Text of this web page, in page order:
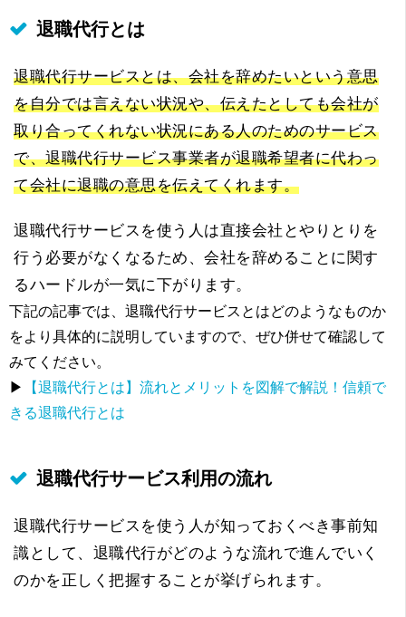
退職代行とは
退職代行サービスとは、会社を辞めたいという意思
を自分では言えない状況や、伝えたとしても会社が
取り合ってくれない状況にある人のためのサービス
で、退職代行サービス事業者が退職希望者に代わっ
て会社に退職の意思を伝えてくれます。
退職代行サービスを使う人は直接会社とやりとりを
行う必要がなくなるため、会社を辞めることに関す
るハードルが一気に下がります。
下記の記事では、退職代行サービスとはどのようなものか
をより具体的に説明していますので、ぜひ併せて確認して
みてください。
▶
【退職代行とは】流れとメリットを図解で解説！信頼で
きる退職代行とは
退職代行サービス利用の流れ
退職代行サービスを使う人が知っておくべき事前知
識として、退職代行がどのような流れで進んでいく
のかを正しく把握することが挙げられます。